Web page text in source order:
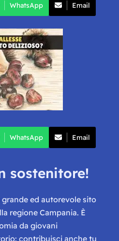
WhatsApp Email
WhatsApp Email
sostenitore!
ed autorevole sito
regione Campania. È
da giovani
contribuisci anche tu